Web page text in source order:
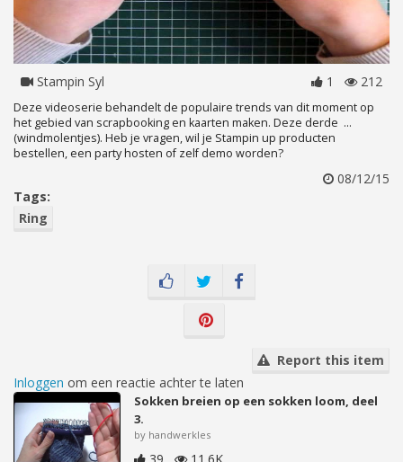
Stampin Syl 1 212
Deze videoserie behandelt de populaire trends van dit moment op
het gebied van scrapbooking en kaarten maken. Deze derde ...
(windmolentjes). Heb je vragen, wil je Stampin up producten
bestellen, een party hosten of zelf demo worden?
08/12/15
Tags:
Ring
Report this item
Inloggen om een reactie achter te laten
Sokken breien op een sokken loom, deel
3.
by handwerkles